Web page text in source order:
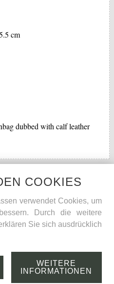
cm
dubbed with calf leather
Andern
Pflegetips
Links
COOKIES
verwendet Cookies, um
Durch die weitere
Sie sich ausdrücklich
WEITERE
INFORMATIONEN